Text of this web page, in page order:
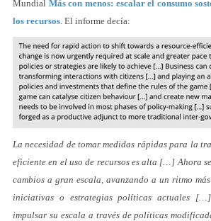
Mundial Más con menos: escalar el consumo
los recursos. El informe decía:
La necesidad de tomar medidas rápidas para la
eficiente en el uso de recursos es alta […] Ahora
cambios a gran escala, avanzando a un ritmo
iniciativas o estrategias políticas actuales […]
impulsar su escala a través de políticas